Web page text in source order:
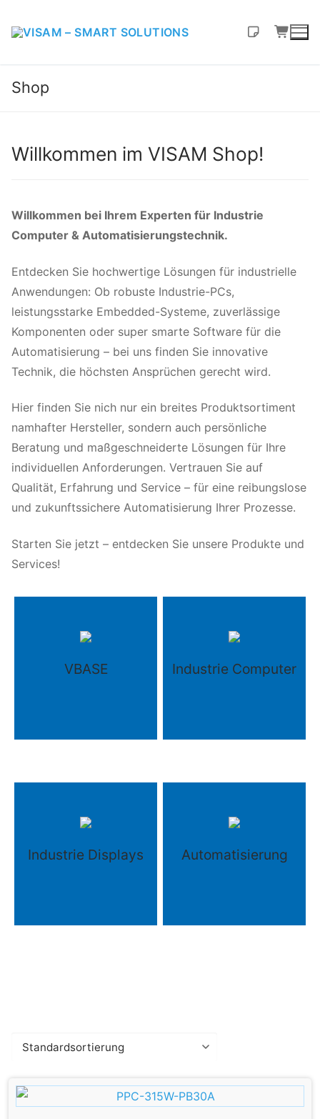
Shop
Willkommen im VISAM Shop!
Willkommen bei Ihrem Experten für Industrie
Computer & Automatisierungstechnik.
Entdecken Sie hochwertige Lösungen für industrielle
Anwendungen: Ob robuste Industrie-PCs,
leistungsstarke Embedded-Systeme, zuverlässige
Komponenten oder super smarte Software für die
Automatisierung – bei uns finden Sie innovative
Technik, die höchsten Ansprüchen gerecht wird.
Hier finden Sie nich nur ein breites Produktsortiment
namhafter Hersteller, sondern auch persönliche
Beratung und maßgeschneiderte Lösungen für Ihre
individuellen Anforderungen. Vertrauen Sie auf
Qualität, Erfahrung und Service – für eine reibungslose
und zukunftssichere Automatisierung Ihrer Prozesse.
Starten Sie jetzt – entdecken Sie unsere Produkte und
Services!
VBASE Industrie Computer
Industrie Displays Automatisierung